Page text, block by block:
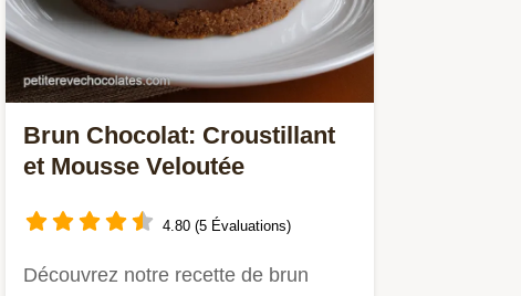
Brun Chocolat: Croustillant
et Mousse Veloutée
4.80 (5 Évaluations)
Découvrez notre recette de brun